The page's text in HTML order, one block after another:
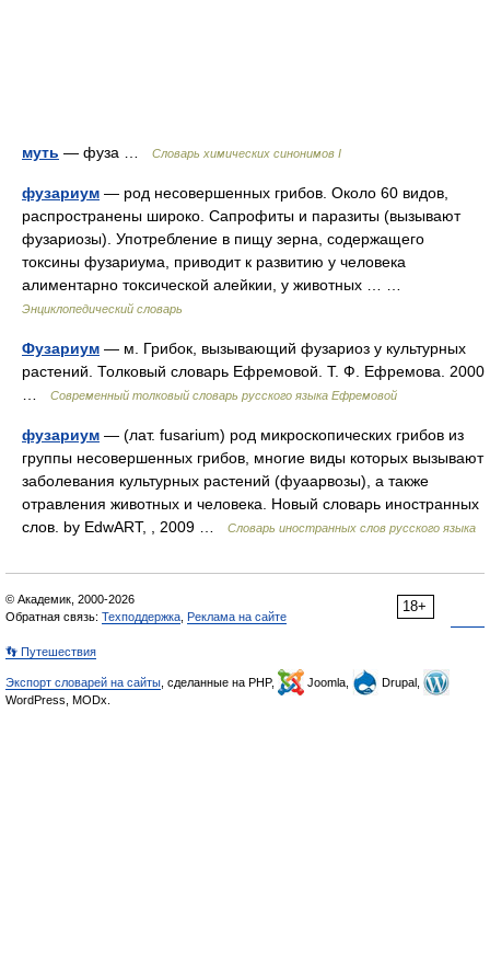
муть — фуза … Cловарь химических синонимов I
фузариум — род несовершенных грибов. Около 60 видов,
распространены широко. Сапрофиты и паразиты (вызывают
фузариозы). Употребление в пищу зерна, содержащего
токсины фузариума, приводит к развитию у человека
алиментарно токсической алейкии, у животных … …
Энциклопедический словарь
Фузариум — м. Грибок, вызывающий фузариоз у культурных
растений. Толковый словарь Ефремовой. Т. Ф. Ефремова. 2000
Современный толковый словарь русского языка Ефремовой
фузариум — (лат. fusarium) род микроскопических грибов из
группы несовершенных грибов, многие виды которых вызывают
заболевания культурных растений (фуаарвозы), а также
отравления животных и человека. Новый словарь иностранных
слов. by EdwART, , 2009 …
Словарь иностранных слов русского языка
18+
© Академик, 2000-2026
Обратная связь: Техподдержка Реклама на сайте
👣 Путешествия
Экспорт словарей на сайты , сделанные на PHP, Joomla,
Drupal,
WordPress, MODx.